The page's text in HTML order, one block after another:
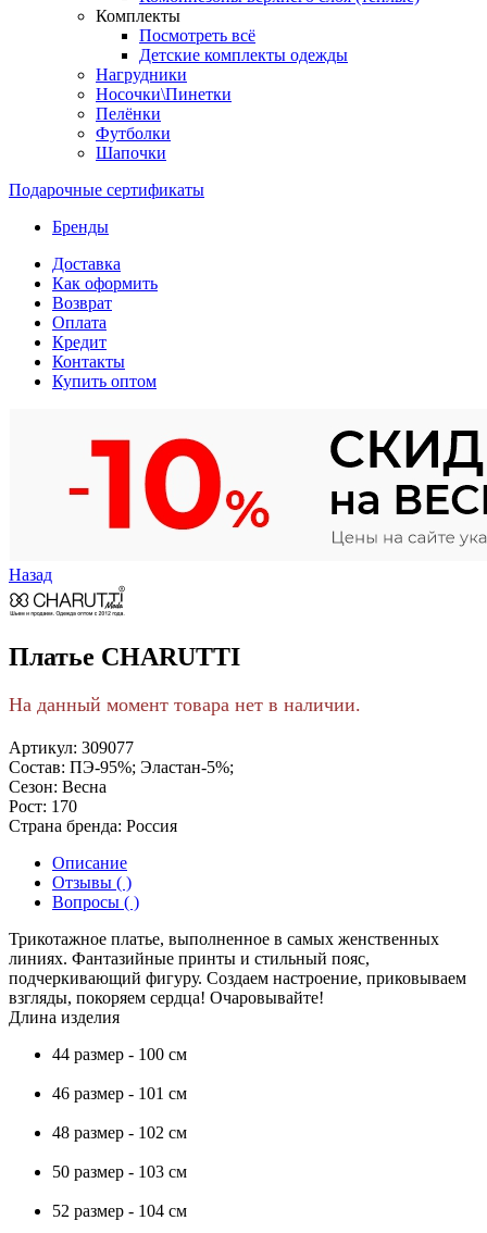
Комплекты
Посмотреть всё
Детские комплекты одежды
Нагрудники
Носочки\Пинетки
Пелёнки
Футболки
Шапочки
Подарочные сертификаты
Бренды
Доставка
Как оформить
Возврат
Оплата
Кредит
Контакты
Купить оптом
Назад
Платье CHARUTTI
На данный момент товара нет в наличии.
Артикул: 309077
Состав: ПЭ-95%; Эластан-5%;
Сезон: Весна
Рост: 170
Страна бренда: Россия
Описание
Отзывы ( )
Вопросы ( )
Трикотажное платье, выполненное в самых женственных
линиях. Фантазийные принты и стильный пояс,
подчеркивающий фигуру. Создаем настроение, приковываем
взгляды, покоряем сердца! Очаровывайте!
Длина изделия
44 размер - 100 см
46 размер - 101 см
48 размер - 102 см
50 размер - 103 см
52 размер - 104 см